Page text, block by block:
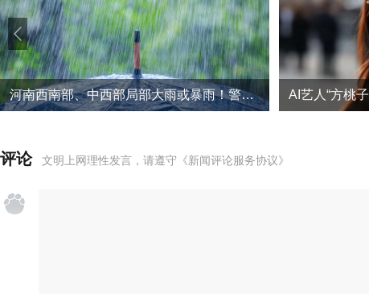
河南西南部、中西部局部大雨或暴雨！警惕降雨叠加导致的次生灾害
评论 文明上网理性发言，请遵守 《新闻评论服务协议》